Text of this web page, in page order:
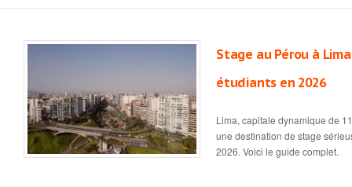
Stage au Pérou à
étudiants en 2026
Lima, capitale dynamique de
une destination de stage
2026. Voici le guide complet.